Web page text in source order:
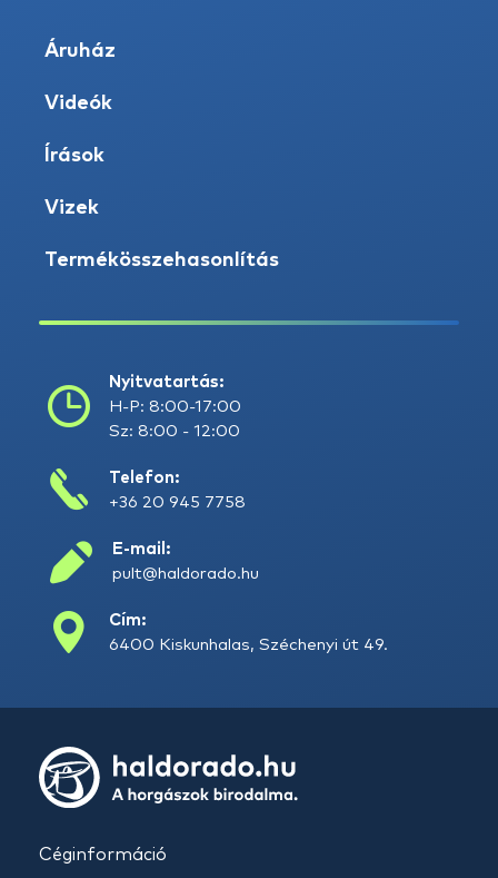
Áruház
Videók
Írások
Vizek
Termékösszehasonlítás
Nyitvatartás:
H-P: 8:00-17:00
Sz: 8:00 - 12:00
Telefon:
+36 20 945 7758
E-mail:
pult@haldorado.hu
Cím:
6400 Kiskunhalas, Széchenyi út 49.
Céginformáció